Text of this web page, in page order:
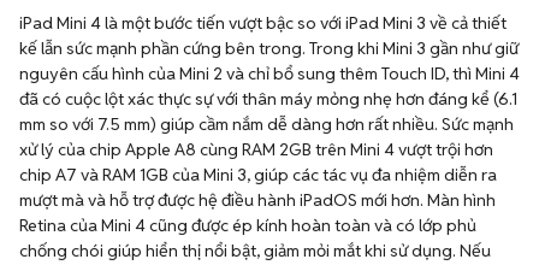
iPad Mini 4 là một bước tiến vượt bậc so với iPad Mini 3 về cả thiết
kế lẫn sức mạnh phần cứng bên trong. Trong khi Mini 3 gần như giữ
nguyên cấu hình của Mini 2 và chỉ bổ sung thêm Touch ID, thì Mini 4
đã có cuộc lột xác thực sự với thân máy mỏng nhẹ hơn đáng kể (6.1
mm so với 7.5 mm) giúp cầm nắm dễ dàng hơn rất nhiều. Sức mạnh
xử lý của chip Apple A8 cùng RAM 2GB trên Mini 4 vượt trội hơn
chip A7 và RAM 1GB của Mini 3, giúp các tác vụ đa nhiệm diễn ra
mượt mà và hỗ trợ được hệ điều hành iPadOS mới hơn. Màn hình
Retina của Mini 4 cũng được ép kính hoàn toàn và có lớp phủ
chống chói giúp hiển thị nổi bật, giảm mỏi mắt khi sử dụng. Nếu